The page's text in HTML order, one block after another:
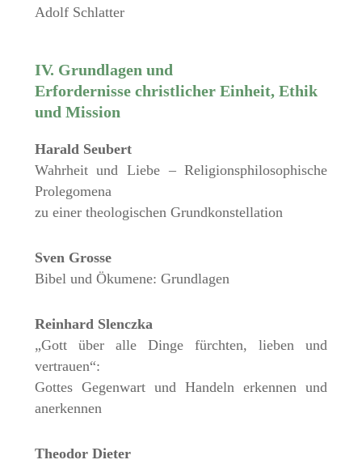
Adolf Schlatter
IV. Grundlagen und
Erfordernisse christlicher Einheit, Ethik
und Mission
Harald Seubert
Wahrheit und Liebe – Religionsphilosophische
Prolegomena
zu einer theologischen Grundkonstellation
Sven Grosse
Bibel und Ökumene: Grundlagen
Reinhard Slenczka
„Gott über alle Dinge fürchten, lieben und
vertrauen“:
Gottes Gegenwart und Handeln erkennen und
anerkennen
Theodor Dieter